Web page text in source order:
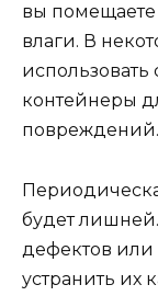
вы
влаги. В
контейнеры
повреждений.
будет
дефектов или
устранить их